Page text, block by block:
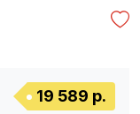
19 589 р.